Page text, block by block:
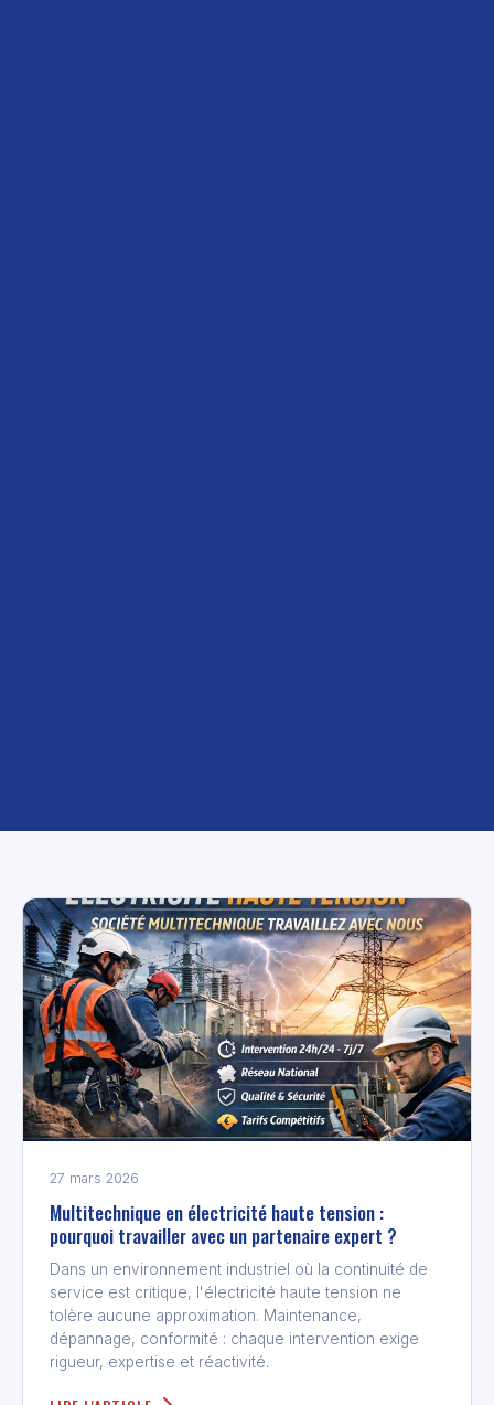
27 mars 2026
Multitechnique en électricité haute tension :
pourquoi travailler avec un partenaire expert ?
Dans un environnement industriel où la continuité de
service est critique, l'électricité haute tension ne
tolère aucune approximation. Maintenance,
dépannage, conformité : chaque intervention exige
rigueur, expertise et réactivité.